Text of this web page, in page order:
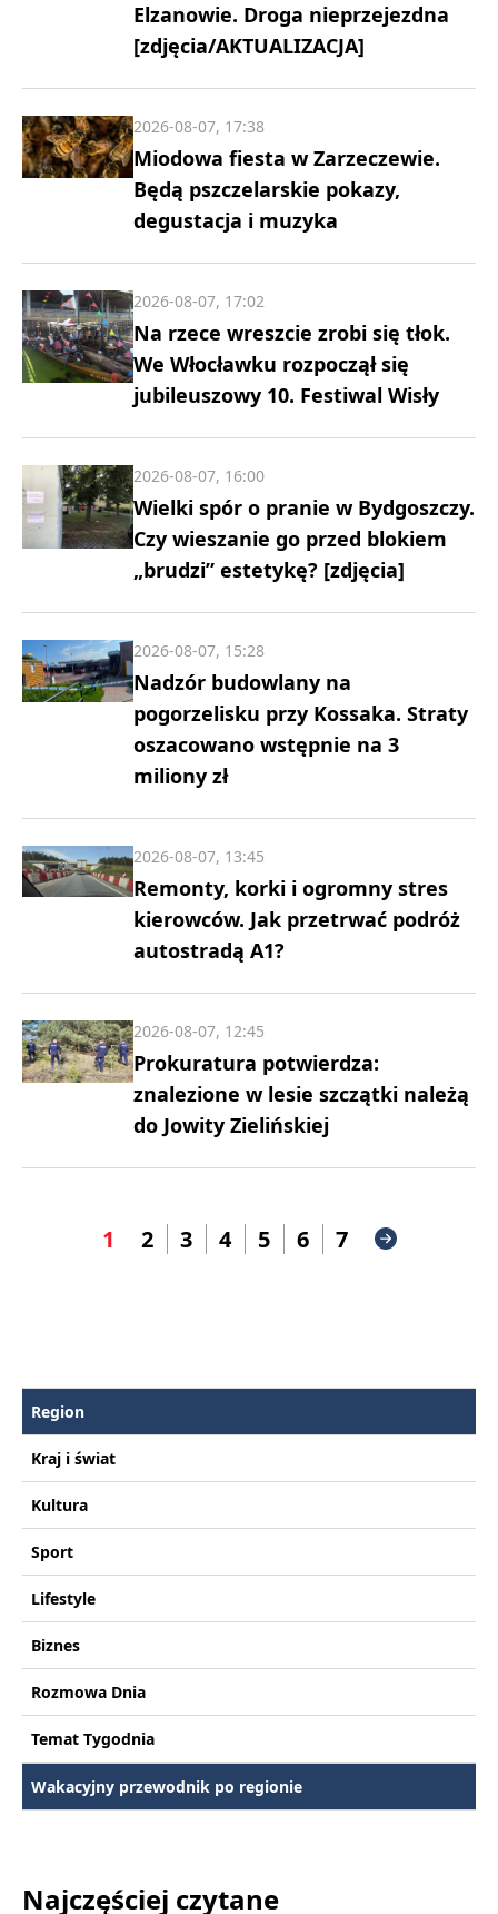
Elzanowie. Droga nieprzejezdna
[zdjęcia/AKTUALIZACJA]
Miodowa fiesta w Zarzeczewie.
Będą pszczelarskie pokazy,
degustacja i muzyka
2026-08-07, 17:38
Na rzece wreszcie zrobi się tłok.
We Włocławku rozpoczął się
jubileuszowy 10. Festiwal Wisły
2026-08-07, 17:02
Wielki spór o pranie w Bydgoszczy.
Czy wieszanie go przed blokiem
„brudzi” estetykę? [zdjęcia]
2026-08-07, 16:00
Nadzór budowlany na
pogorzelisku przy Kossaka. Straty
oszacowano wstępnie na 3
miliony zł
2026-08-07, 15:28
Remonty, korki i ogromny stres
kierowców. Jak przetrwać podróż
autostradą A1?
2026-08-07, 13:45
Prokuratura potwierdza:
znalezione w lesie szczątki należą
do Jowity Zielińskiej
2026-08-07, 12:45
1 2 3 4 5 6 7
Region
Kraj i świat
Kultura
Sport
Lifestyle
Biznes
Rozmowa Dnia
Temat Tygodnia
Wakacyjny przewodnik po regionie
Najczęściej czytane